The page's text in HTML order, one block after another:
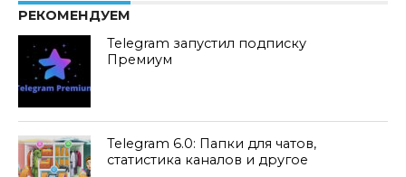
РЕКОМЕНДУЕМ
Telegram запустил подписку
Премиум
Telegram 6.0: Папки для чатов,
статистика каналов и другое